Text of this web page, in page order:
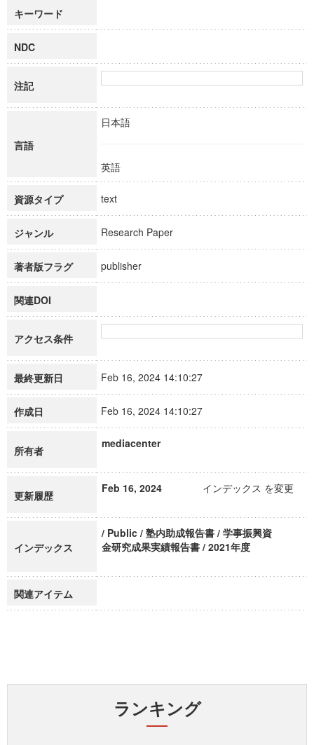
キーワード
NDC
注記
言語
日本語
英語
資源タイプ text
ジャンル Research Paper
著者版フラグ publisher
関連DOI
アクセス条件
最終更新日 Feb 16, 2024 14:10:27
作成日 Feb 16, 2024 14:10:27
所有者
mediacenter
更新履歴
Feb 16, 2024 インデックス を変更
インデックス
/ Public / 塾内助成報告書 / 学事振興資
金研究成果実績報告書 / 2021年度
関連アイテム
ランキング